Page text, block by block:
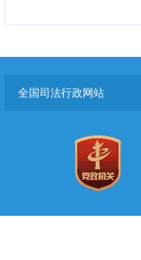
全国司法行政网站